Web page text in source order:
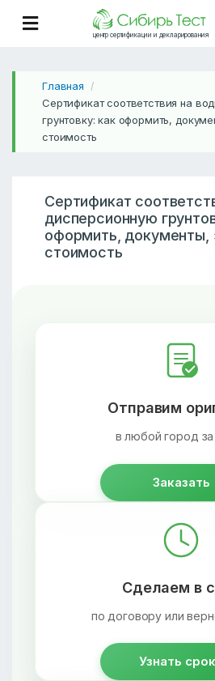
центр сертификации и декларирования
Главная /
Сертификат соответствия на
грунтовку: как оформить,
стоимость
Сертификат
дисперсионную
оформить, документы,
стоимость
Отправим
в любой город
Заказать
Сделаем в
по договору или
Узнать